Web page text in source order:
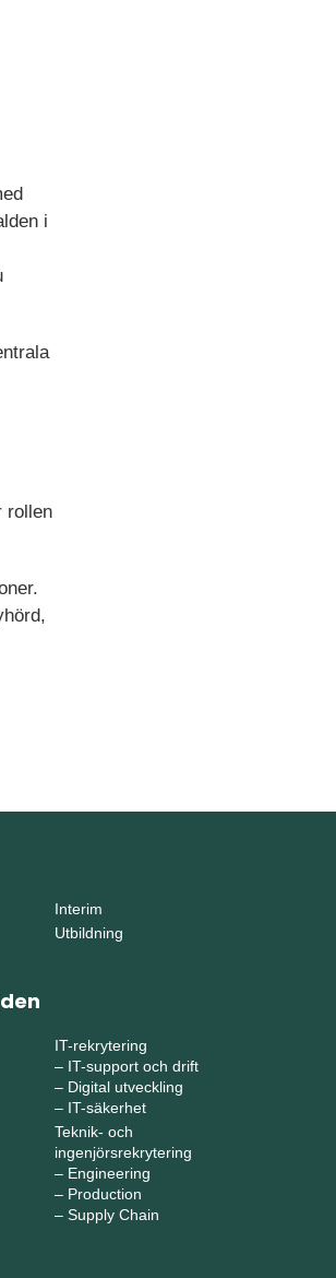
i
rollen
Interim
Utbildning
IT-rekrytering
– IT-support och drift
– Digital utveckling
– IT-säkerhet
Teknik- och
ingenjörsrekrytering
– Engineering
– Production
– Supply Chain